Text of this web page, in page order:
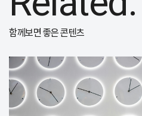
함께보면 좋은 콘텐츠